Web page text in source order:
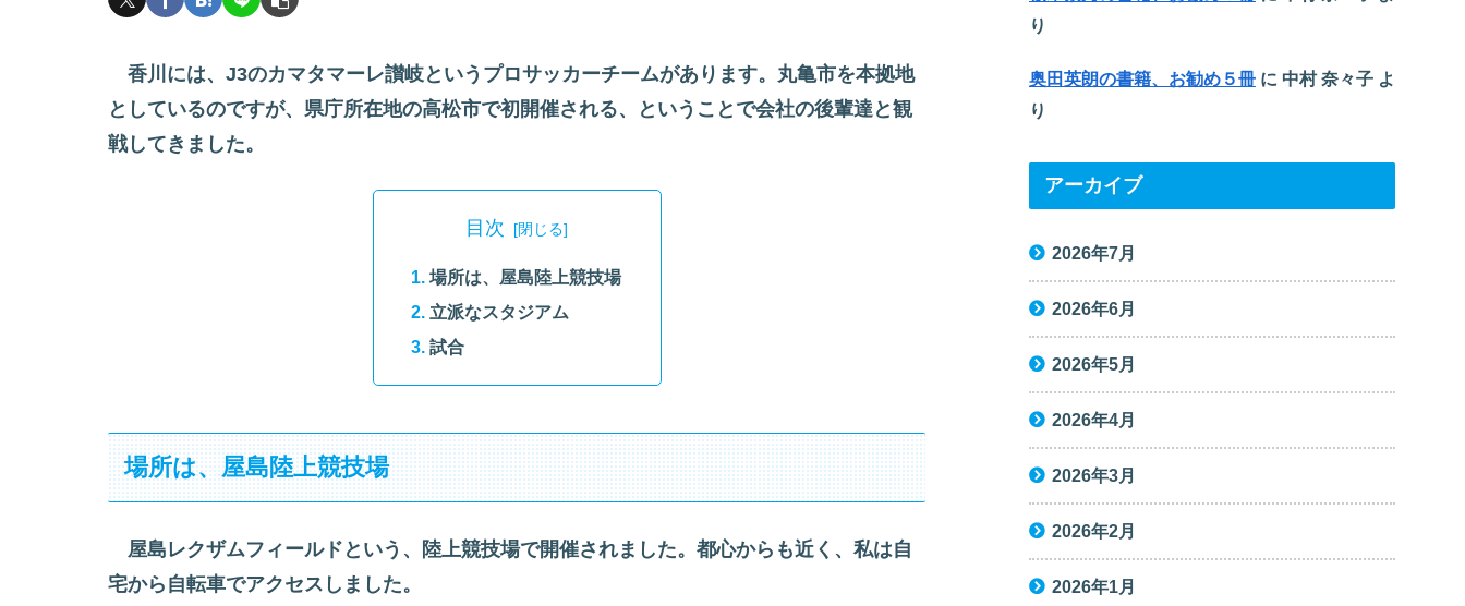
香川には、J3のカマタマーレ讃岐というプロサッカーチームがあります。丸亀市を本拠地
としているのですが、県庁所在地の高松市で初開催される、ということで会社の後輩達と観
戦してきました。
目次
場所は、屋島陸上競技場
立派なスタジアム
試合
場所は、屋島陸上競技場
屋島レクザムフィールドという、陸上競技場で開催されました。都心からも近く、私は自
宅から自転車でアクセスしました。
り
奥田英朗の書籍、お勧め５冊 に 中村 奈々子 よ
り
アーカイブ
2026年7月
2026年6月
2026年5月
2026年4月
2026年3月
2026年2月
2026年1月